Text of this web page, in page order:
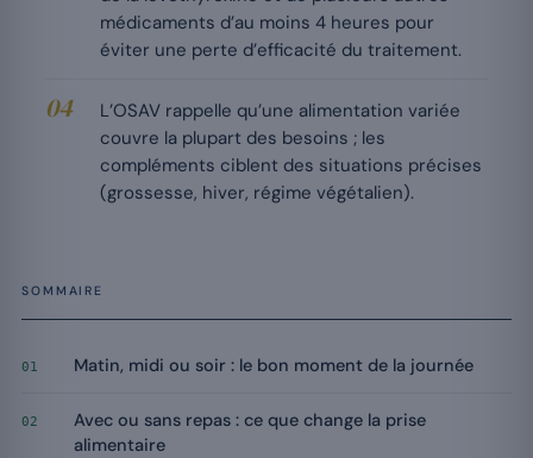
médicaments d’au moins 4 heures pour
éviter une perte d’efficacité du traitement.
L’OSAV rappelle qu’une alimentation variée
couvre la plupart des besoins ; les
compléments ciblent des situations précises
(grossesse, hiver, régime végétalien).
SOMMAIRE
01 Matin, midi ou soir : le bon moment de la journée
02
Avec ou sans repas : ce que change la prise
alimentaire